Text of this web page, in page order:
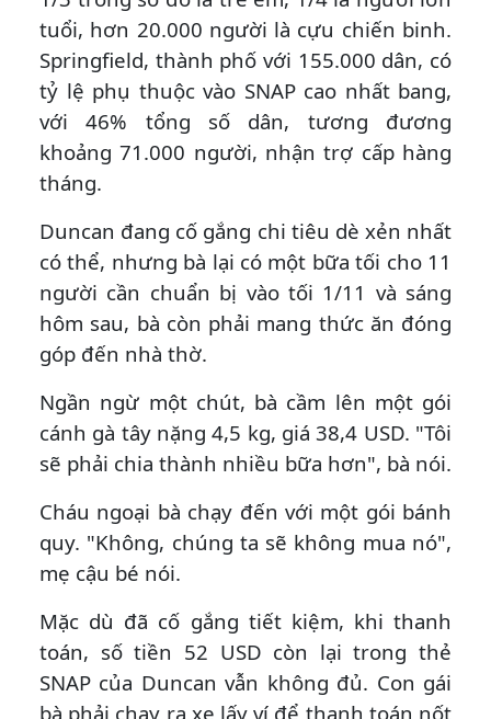
tuổi, hơn 20.000 người là cựu chiến binh.
Springfield, thành phố với 155.000 dân, có
tỷ lệ phụ thuộc vào SNAP cao nhất bang,
với 46% tổng số dân, tương đương
khoảng 71.000 người, nhận trợ cấp hàng
tháng.
Duncan đang cố gắng chi tiêu dè xẻn nhất
có thể, nhưng bà lại có một bữa tối cho 11
người cần chuẩn bị vào tối 1/11 và sáng
hôm sau, bà còn phải mang thức ăn đóng
góp đến nhà thờ.
Ngần ngừ một chút, bà cầm lên một gói
cánh gà tây nặng 4,5 kg, giá 38,4 USD. "Tôi
sẽ phải chia thành nhiều bữa hơn", bà nói.
Cháu ngoại bà chạy đến với một gói bánh
quy. "Không, chúng ta sẽ không mua nó",
mẹ cậu bé nói.
Mặc dù đã cố gắng tiết kiệm, khi thanh
toán, số tiền 52 USD còn lại trong thẻ
SNAP của Duncan vẫn không đủ. Con gái
bà phải chạy ra xe lấy ví để thanh toán nốt